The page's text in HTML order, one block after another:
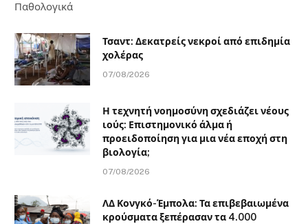
Παθολογικά
Τσαντ: Δεκατρείς νεκροί από επιδημία
χολέρας
07/08/2026
Η τεχνητή νοημοσύνη σχεδιάζει νέους
ιούς: Επιστημονικό άλμα ή
προειδοποίηση για μια νέα εποχή στη
βιολογία;
07/08/2026
ΛΔ Κονγκό-Έμπολα: Τα επιβεβαιωμένα
κρούσματα ξεπέρασαν τα 4.000